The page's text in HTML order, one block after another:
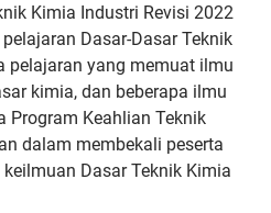
Kimia Industri Revisi 2022
Dasar-Dasar Teknik
pelajaran yang memuat ilmu
kimia, dan beberapa ilmu
Program Keahlian Teknik
dalam membekali peserta
Dasar Teknik Kimia